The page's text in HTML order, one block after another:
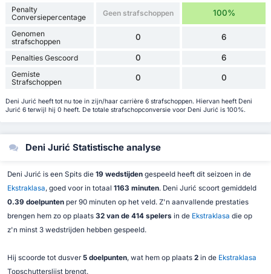
Penalty
Conversiepercentage
Geen strafschoppen 100%
Genomen
strafschoppen
0 6
Penalties Gescoord 0 6
Gemiste
Strafschoppen
0 0
Deni Jurić heeft tot nu toe in zijn/haar carrière 6 strafschoppen. Hiervan heeft Deni
Jurić 6 terwijl hij 0 heeft. De totale strafschopconversie voor Deni Jurić is 100%.
Deni Jurić Statistische analyse
Deni Jurić is een Spits die 19 wedstijdengespeeld heeft dit seizoen in de
Ekstraklasa, goed voor in totaal 1163 minuten. Deni Jurić scoort gemiddeld
0.39 doelpuntenper 90 minuten op het veld. Z'n aanvallende prestaties
brengen hem zo op plaats 32 van de 414 spelers in de Ekstraklasa die op
z'n minst 3 wedstrijden hebben gespeeld.
Hij scoorde tot dusver 5 doelpunten, wat hem op plaats 2in de Ekstraklasa
Topschutterslijst brengt.